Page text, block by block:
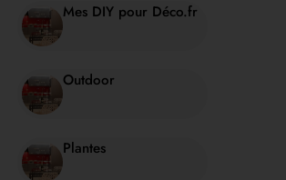
Mes DIY pour Déco.fr
Outdoor
Plantes